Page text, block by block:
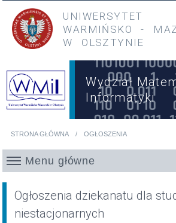
Przejdź do treści
Przejdź do menu głównego
UNIWERSYTET
WARMIŃSKO
-
W OLSZTYNIE
Wydział
Informatyki
STRONA GŁÓWNA OGŁOSZENIA
Menu główne
Ogłoszenia dziekanatu dla
niestacjonarnych